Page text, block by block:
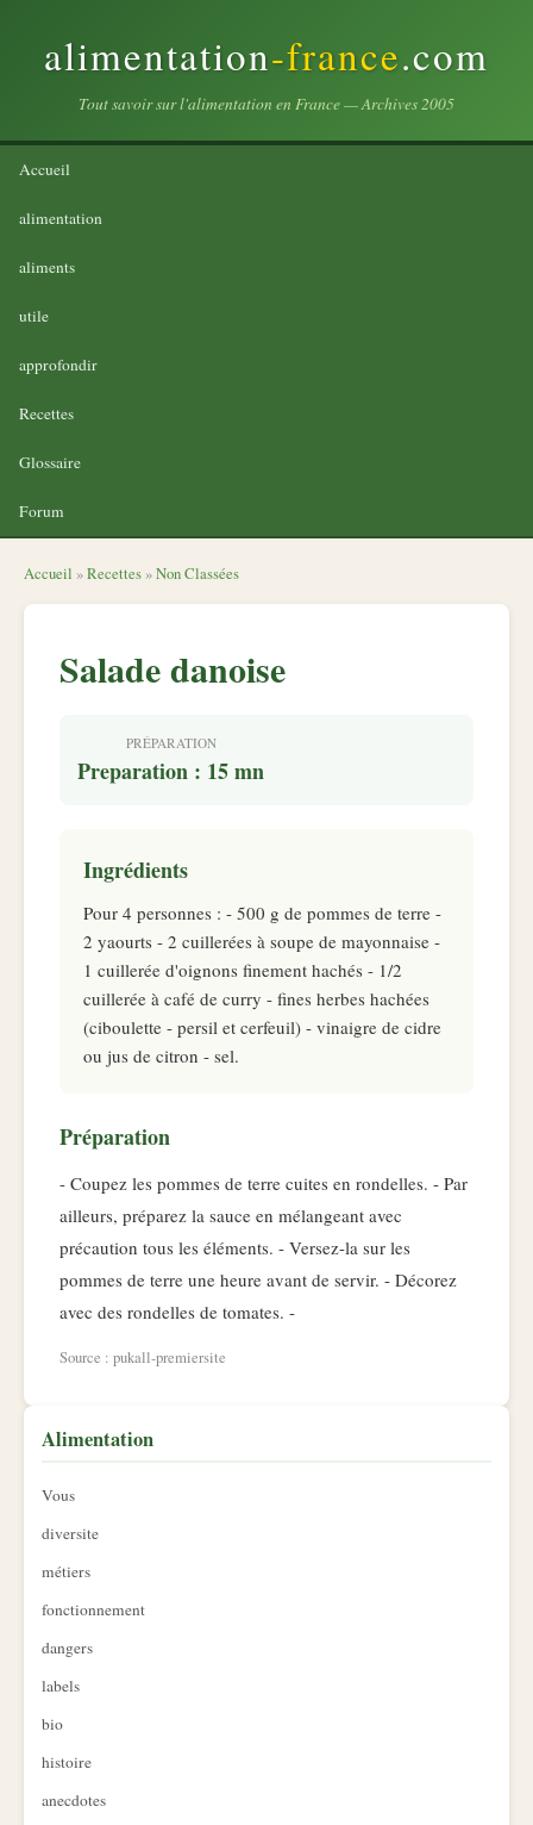
alimentation-france.com
Tout savoir sur l'alimentation en France — Archives 2005
Accueil
alimentation
aliments
utile
approfondir
Recettes
Glossaire
Forum
Accueil »Recettes »Non Classées
Salade danoise
PRÉPARATION
Preparation : 15 mn
Ingrédients
Pour 4 personnes : - 500 g de pommes de terre -
2 yaourts - 2 cuillerées à soupe de mayonnaise -
1 cuillerée d'oignons finement hachés - 1/2
cuillerée à café de curry - fines herbes hachées
(ciboulette - persil et cerfeuil) - vinaigre de cidre
ou jus de citron - sel.
Préparation
- Coupez les pommes de terre cuites en rondelles. - Par
ailleurs, préparez la sauce en mélangeant avec
précaution tous les éléments. - Versez-la sur les
pommes de terre une heure avant de servir. - Décorez
avec des rondelles de tomates. -
Source : pukall-premiersite
Alimentation
Vous
diversite
métiers
fonctionnement
dangers
labels
bio
histoire
anecdotes